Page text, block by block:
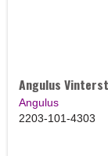
Angulus
Angulus
2203-101-4303